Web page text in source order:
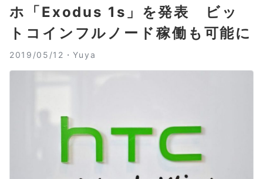
ホ「Exodus 1s」を発表 ビッ
トコインフルノード稼働も可能に
2019/05/12・Yuya